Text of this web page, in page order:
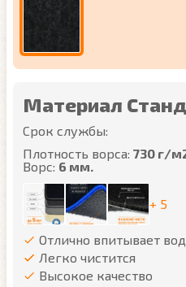
Материал
Срок службы:
Плотность ворса: 730 г/
Ворс: 6 мм.
+ 5
Отлично впитывает
Легко чистится
Высокое качество